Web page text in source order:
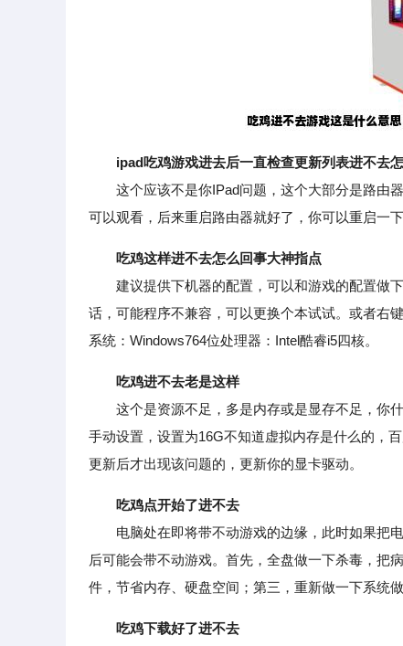
ipad吃鸡游戏进去后一直检查更新列表进不去
这个应该不是你IPad问题，这个大部分是路由器
可以观看，后来重启路由器就好了，你可以重启一
吃鸡这样进不去怎么回事大神指点
建议提供下机器的配置，可以和游戏的配置做下
话，可能程序不兼容，可以更换个本试试。或者右
系统：Windows764位处理器：Intel酷睿i5四核。
吃鸡进不去老是这样
这个是资源不足，多是内存或是显存不足，你什
手动设置，设置为16G不知道虚拟内存是什么的，
更新后才出现该问题的，更新你的显卡驱动。
吃鸡点开始了进不去
电脑处在即将带不动游戏的边缘，此时如果把电
后可能会带不动游戏。首先，全盘做一下杀毒，把
件，节省内存、硬盘空间；第三，重新做一下系统做
吃鸡下载好了进不去